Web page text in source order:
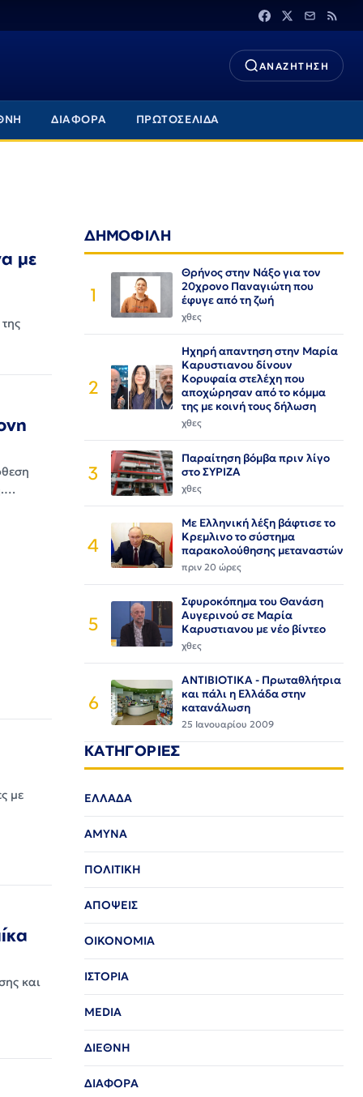
ΑΝΑΖΗΤΗΣΗ
ΔΙΑΦΟΡΑ ΠΡΩΤΟΣΕΛΙΔΑ
με
με
και
ΔΗΜΟΦΙΛΗ
1
Θρήνος στην Νάξο για τον
20χρονο Παναγιώτη που
έφυγε από τη ζωή
χθες
2
Ηχηρή απαντηση στην Μαρία
Καρυστιανου δίνουν
Κορυφαία στελέχη που
αποχώρησαν από το κόμμα
της με κοινή τους δήλωση
χθες
3
Παραίτηση βόμβα πριν λίγο
στο ΣΥΡΙΖΑ
χθες
4
Με Ελληνική λέξη βάφτισε το
Κρεμλινο το σύστημα
παρακολούθησης μεταναστών
πριν 20 ώρες
5
Σφυροκόπημα του Θανάση
Αυγερινού σε Μαρία
Καρυστιανου με νέο βίντεο
χθες
6
ΑΝΤΙΒΙΟΤΙΚΑ - Πρωταθλήτρια
και πάλι η Ελλάδα στην
κατανάλωση
25 Ιανουαρίου 2009
ΚΑΤΗΓΟΡΙΕΣ
ΕΛΛΑΔΑ
ΑΜΥΝΑ
ΠΟΛΙΤΙΚΗ
ΑΠΟΨΕΙΣ
ΟΙΚΟΝΟΜΙΑ
ΙΣΤΟΡΙΑ
MEDIA
ΔΙΕΘΝΗ
ΔΙΑΦΟΡΑ